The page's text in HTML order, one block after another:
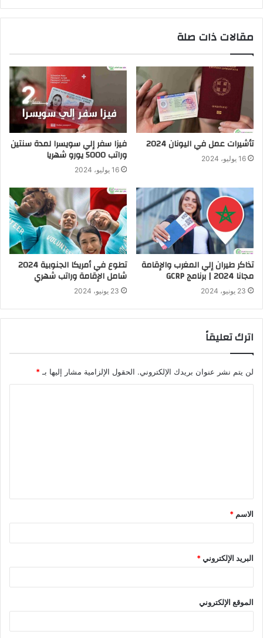
مقالات ذات صلة
تأشيرات عمل في اليونان 2024
16 يوليو، 2024
فيزا سفر إلي سويسرا لمدة سنتين
وراتب 5000 يورو شهريا
16 يوليو، 2024
تذاكر طيران إلي المغرب والإقامة
مجانا 2024 | برنامج GCRP
23 يونيو، 2024
تطوع في أمريكا الجنوبية 2024
شامل الإقامة وراتب شهري
23 يونيو، 2024
اترك تعليقاً
لن يتم نشر عنوان بريدك الإلكتروني. الحقول الإلزامية مشار إليها بـ *
الاسم *
البريد الإلكتروني*
الموقع الإلكتروني